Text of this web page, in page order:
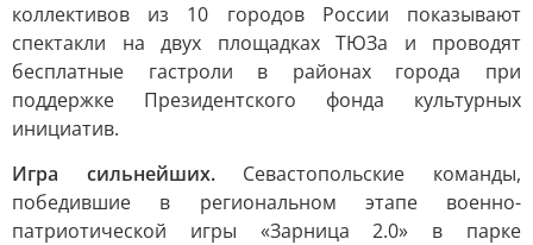
коллективов из 10 городов России показывают
спектакли на двух площадках ТЮЗа и проводят
бесплатные гастроли в районах города при
поддержке Президентского фонда культурных
инициатив.
Игра сильнейших.Севастопольские команды,
победившие в региональном этапе военно-
патриотической игры «Зарница 2.0» в парке